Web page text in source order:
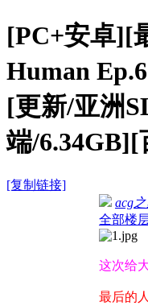
[PC+安卓][
Human
[更新/亚洲
端/6.34GB][
[复制链接]
acg
全部楼
这次给
最后的